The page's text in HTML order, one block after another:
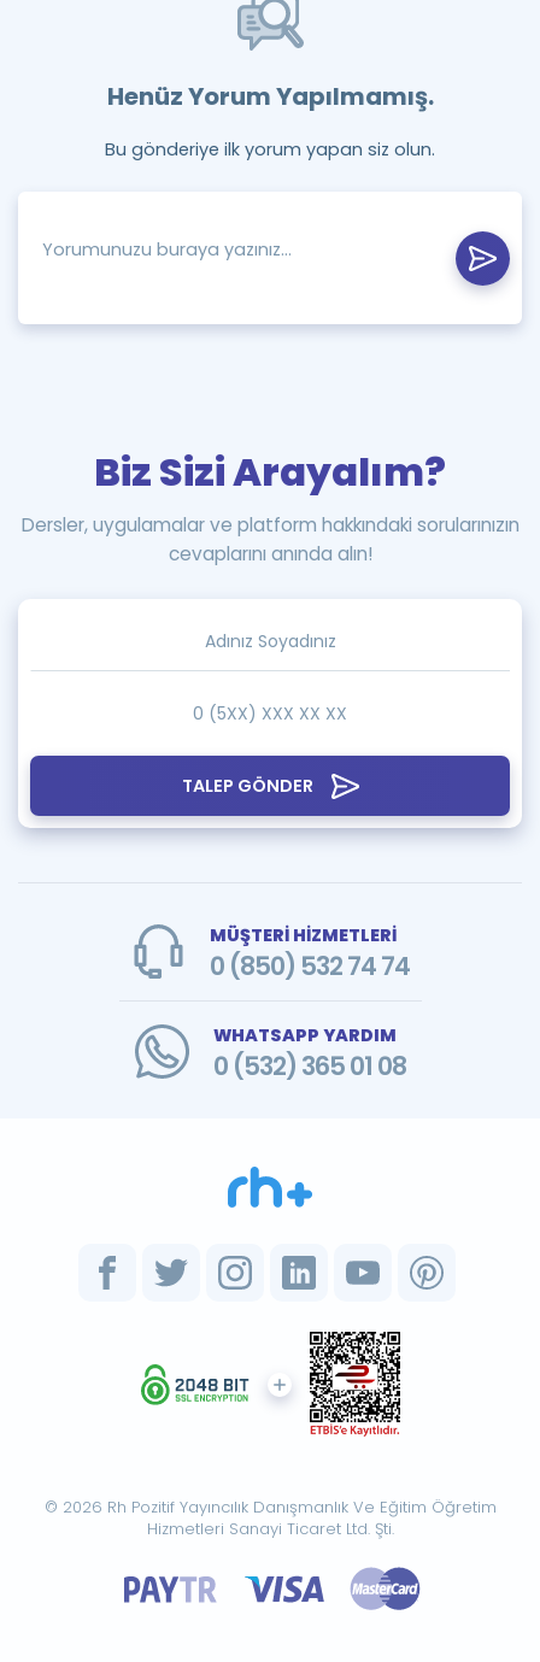
Henüz Yorum Yapılmamış.
Bu gönderiye ilk yorum yapan siz olun.
TALEP GÖNDER
Biz Sizi Arayalım?
Dersler, uygulamalar ve platform hakkındaki sorularınızın
cevaplarını anında alın!
MÜŞTERİ HİZMETLERİ
0 (850) 532 74 74
WHATSAPP YARDIM
0 (532) 365 01 08
© 2026 Rh Pozitif Yayıncılık Danışmanlık Ve Eğitim Öğretim
Hizmetleri Sanayi Ticaret Ltd. Şti.